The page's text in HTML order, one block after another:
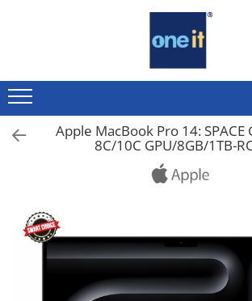
Laptop, Tablete & Telefoane
Laptop / Notebook
Notebook Consumer
Tablete & accesorii
Telefoane & accesorii
Smart Watch
Apple MacBook Pro 14: SPACE
8C/10C GPU/8GB/1TB-